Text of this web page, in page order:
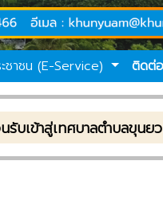
ชาชน (E-Service) ติดต่อ
ลตำบลขุนยวม // ติดต่อ